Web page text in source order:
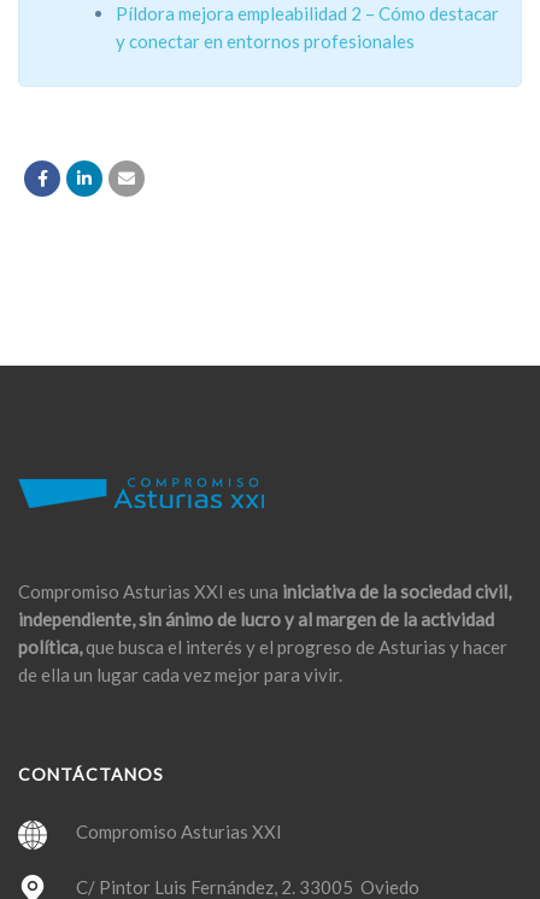
Píldora mejora empleabilidad 2 – Cómo destacar
y conectar en entornos profesionales
Compromiso Asturias XXI es una iniciativa de la sociedad civil,
independiente, sin ánimo de lucro y al margen de la actividad
política,que busca el interés y el progreso de Asturias y hacer
de ella un lugar cada vez mejor para vivir.
CONTÁCTANOS
Compromiso Asturias XXI
C/ Pintor Luis Fernández, 2. 33005 Oviedo